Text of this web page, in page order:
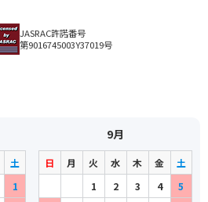
JASRAC許諾番号
第9016745003Y37019号
土
1
9月
日 月 火 水 木 金
土
1
2 3 4
5